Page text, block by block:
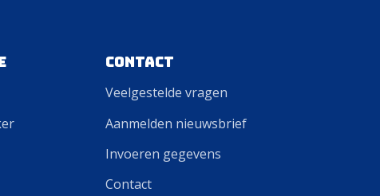
Contact
Veelgestelde vragen
Aanmelden nieuwsbrief
Invoeren gegevens
Contact